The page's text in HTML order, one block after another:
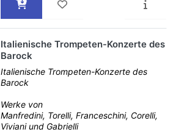
Italienische Trompeten-Konzerte des
Barock
Italienische Trompeten-Konzerte des
Barock
Werke von
Manfredini, Torelli, Franceschini, Corelli,
Viviani und Gabrielli